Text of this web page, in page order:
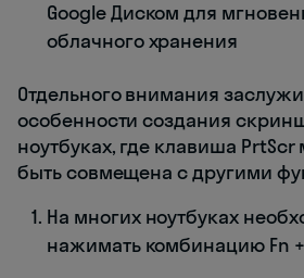
Google Диском для
облачного хранения
Отдельного внимания
особенности создания
ноутбуках, где клавиша
быть совмещена с другими
На многих ноутбуках
нажимать комбинацию Fn